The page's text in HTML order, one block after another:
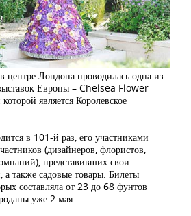
Лондона проводилась одна из
Европы – Chelsea Flower
является Королевское
в 101-й раз, его участниками
(дизайнеров, флористов,
представивших свои
а также садовые товары. Билеты
составляла от 23 до 68 фунтов
уже 2 мая.